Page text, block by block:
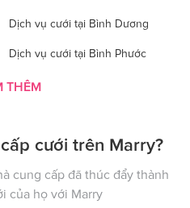
Dịch vụ cưới tại Bình Dương
Dịch vụ cưới tại Bình Phước
Dịch vụ cưới tại Cà Mau
Dịch vụ cưới tại Đăk Nông
Dịch vụ cưới tại Đồng Nai
Dịch vụ cưới tại Gia Lai
THÊM
cưới trên Marry?
cung cấp đã thúc đẩy thành
của họ với Marry